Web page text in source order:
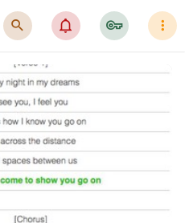
󰍉 󰂜 󰷖 󰇙